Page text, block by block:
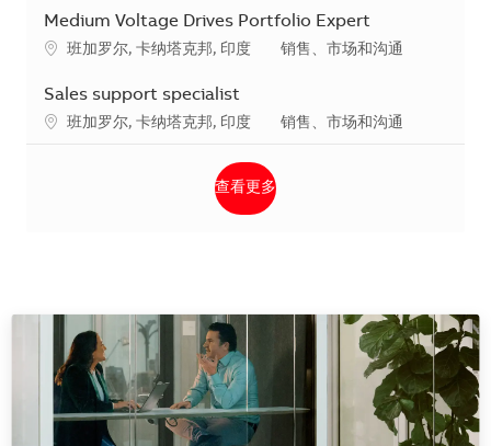
Medium Voltage Drives Portfolio Expert
地点班加罗尔, 卡纳塔克邦, 印度 类别
销售、市场和沟通
Sales support specialist
地点班加罗尔, 卡纳塔克邦, 印度 类别
销售、市场和沟通
查看更多